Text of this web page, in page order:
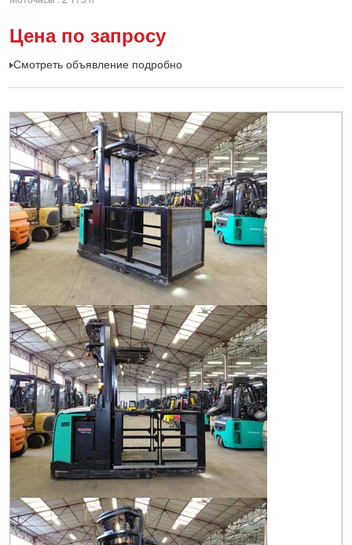
Цена по запросу
Смотреть объявление подробно